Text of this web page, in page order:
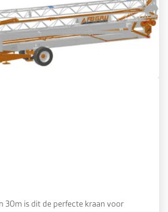
30m is dit de perfecte kraan voor